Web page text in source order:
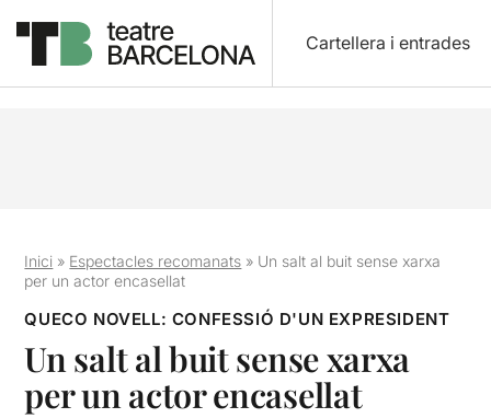
Cartellera i entrades
Inici » Espectacles recomanats » Un salt al buit sense xarxa
per un actor encasellat
QUECO NOVELL: CONFESSIÓ D'UN EXPRESIDENT
Un salt al buit sense xarxa
per un actor encasellat